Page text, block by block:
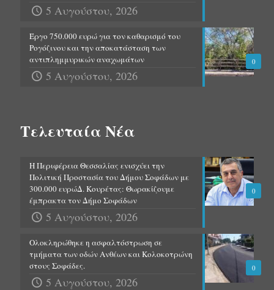
5 Αυγούστου, 2026
0
Έργο 750.000 ευρώ για τον καθαρισμό του
Ρογόζινου και την αποκατάσταση των
αντιπλημμυρικών αναχωμάτων
5 Αυγούστου, 2026
Τελευταία Νέα
0
Η Περιφέρεια Θεσσαλίας ενισχύει την
Πολιτική Προστασία του Δήμου Σοφάδων με
300.000 ευρώΔ. Κουρέτας: Θωρακίζουμε
έμπρακτα τον Δήμο Σοφάδων
5 Αυγούστου, 2026
0
Ολοκληρώθηκε η ασφαλτόστρωση σε
τμήματα των οδών Ανθέων και Κολοκοτρώνη
στους Σοφάδες.
5 Αυγούστου, 2026